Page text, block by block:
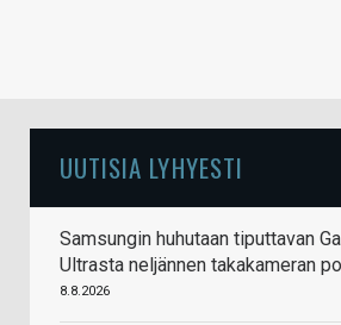
UUTISIA LYHYESTI
Samsungin huhutaan tiputtavan
Ultrasta neljännen takakameran
8.8.2026